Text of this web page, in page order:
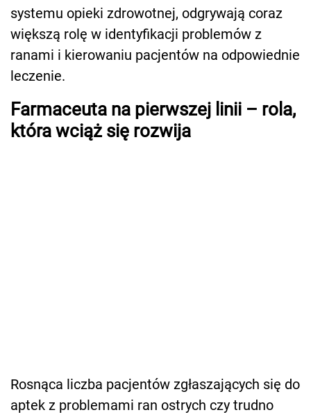
systemu opieki zdrowotnej, odgrywają coraz
większą rolę w identyfikacji problemów z
ranami i kierowaniu pacjentów na odpowiednie
leczenie.
Farmaceuta na pierwszej linii – rola,
która wciąż się rozwija
Rosnąca liczba pacjentów zgłaszających się do
aptek z problemami ran ostrych czy trudno